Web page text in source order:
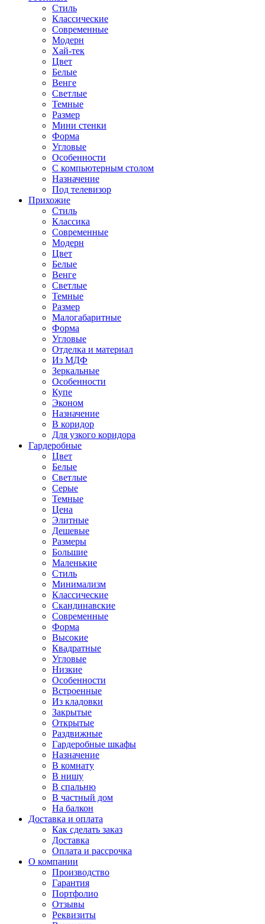
Стиль
Классические
Современные
Модерн
Хай-тек
Цвет
Белые
Венге
Светлые
Темные
Размер
Мини стенки
Форма
Угловые
Особенности
С компьютерным столом
Назначение
Под телевизор
Прихожие
Стиль
Классика
Современные
Модерн
Цвет
Белые
Венге
Светлые
Темные
Размер
Малогабаритные
Форма
Угловые
Отделка и материал
Из МДФ
Зеркальные
Особенности
Купе
Эконом
Назначение
В коридор
Для узкого коридора
Гардеробные
Цвет
Белые
Светлые
Серые
Темные
Цена
Элитные
Дешевые
Размеры
Большие
Маленькие
Стиль
Минимализм
Классические
Скандинавские
Современные
Форма
Высокие
Квадратные
Угловые
Низкие
Особенности
Встроенные
Из кладовки
Закрытые
Открытые
Раздвижные
Гардеробные шкафы
Назначение
В комнату
В нишу
В спальню
В частный дом
На балкон
Доставка и оплата
Как сделать заказ
Доставка
Оплата и рассрочка
О компании
Производство
Гарантия
Портфолио
Отзывы
Реквизиты